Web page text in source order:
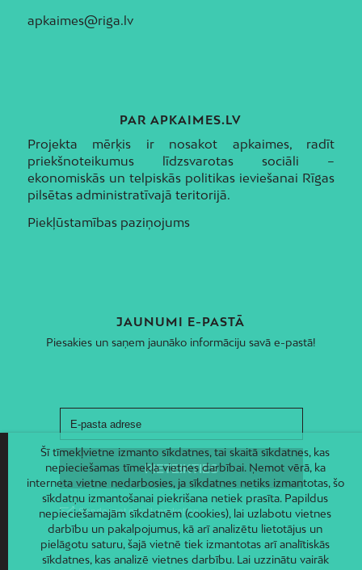
apkaimes@riga.lv
PAR APKAIMES.LV
Projekta mērķis ir nosakot apkaimes, radīt
priekšnoteikumus līdzsvarotas sociāli –
ekonomiskās un telpiskās politikas ieviešanai Rīgas
pilsētas administratīvajā teritorijā.
Piekļūstamības paziņojums
JAUNUMI E-PASTĀ
Piesakies un saņem jaunāko informāciju savā e-pastā!
Šī tīmekļvietne izmanto sīkdatnes, tai skaitā sīkdatnes, kas
nepieciešamas tīmekļa vietnes darbībai. Ņemot vērā, ka
interneta vietne nedarbosies, ja sīkdatnes netiks izmantotas, šo
sīkdatņu izmantošanai piekrišana netiek prasīta. Papildus
nepieciešamajām sīkdatnēm (cookies), lai uzlabotu vietnes
darbību un pakalpojumus, kā arī analizētu lietotājus un
pielāgotu saturu, šajā vietnē tiek izmantotas arī analītiskās
sīkdatnes, kas analizē vietnes darbību. Lai uzzinātu vairāk